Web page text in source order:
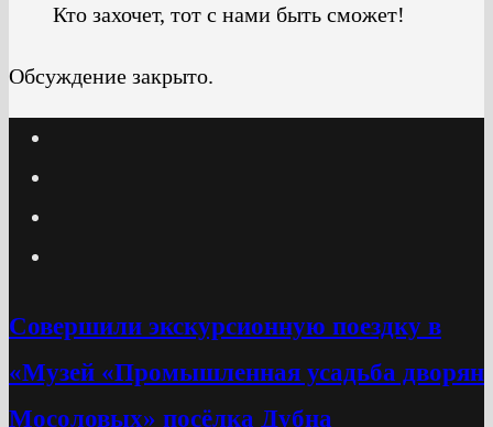
Кто захочет, тот с нами быть сможет!
Обсуждение закрыто.
Cовершили экскурсионную поездку в
«Музей «Промышленная усадьба дворян
Мосоловых» посёлка Дубна